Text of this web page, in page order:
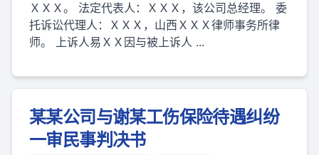
ＸＸＸ。 法定代表人：ＸＸＸ，该公司总经理。 委
托诉讼代理人：ＸＸＸ，山西ＸＸＸ律师事务所律
师。 上诉人易ＸＸ因与被上诉人 ...
某某公司与谢某工伤保险待遇纠纷
一审民事判决书